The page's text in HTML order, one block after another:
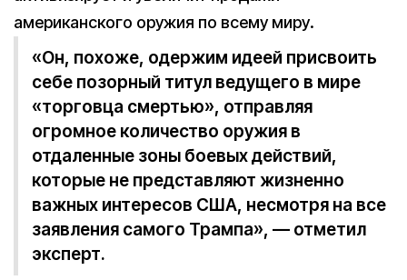
американского оружия по всему миру.
«Он, похоже, одержим идеей присвоить
себе позорный титул ведущего в мире
«торговца смертью», отправляя
огромное количество оружия в
отдаленные зоны боевых действий,
которые не представляют жизненно
важных интересов США, несмотря на все
заявления самого Трампа», — отметил
эксперт.